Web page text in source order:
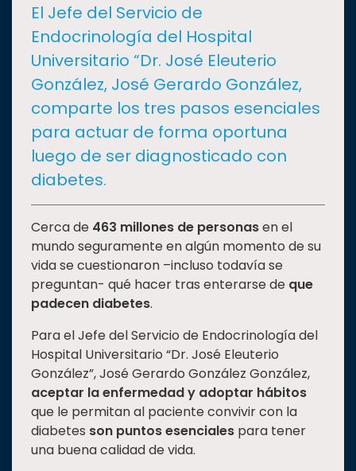
I+D+IEXPERTOS
SALUD
SUSTENTABILIDAD
TEMAS
Oferta
educativa
Estudiantes
Investigación
Internacionalización
Responsabilidad
social
Vinculación
El Jefe del Servicio de
Endocrinología del Hospital
Universitario “Dr. José Eleuterio
González, José Gerardo González,
comparte los tres pasos esenciales
para actuar de forma oportuna
luego de ser diagnosticado con
diabetes.
Cerca de 463 millones de personasen el
mundo seguramente en algún momento de su
vida se cuestionaron –incluso todavía se
preguntan- qué hacer tras enterarse de que
padecen diabetes.
Para el Jefe del Servicio de Endocrinología del
Hospital Universitario “Dr. José Eleuterio
González”, José Gerardo González González,
aceptar la enfermedad y adoptar hábitos
que le permitan al paciente convivir con la
diabetes son puntos esenciales para tener
una buena calidad de vida.